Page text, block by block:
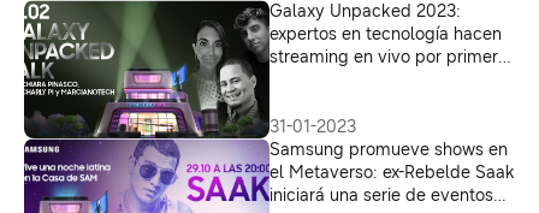
Galaxy Unpacked 2023:
expertos en tecnología hacen
streaming en vivo por primera
31-01-2023
Samsung promueve shows en
el Metaverso: ex-Rebelde Saak
iniciará una serie de eventos